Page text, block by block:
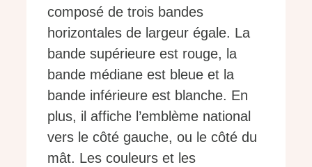
composé de trois bandes
horizontales de largeur égale. La
bande supérieure est rouge, la
bande médiane est bleue et la
bande inférieure est blanche. En
plus, il affiche l’emblème national
vers le côté gauche, ou le côté du
mât. Les couleurs et les